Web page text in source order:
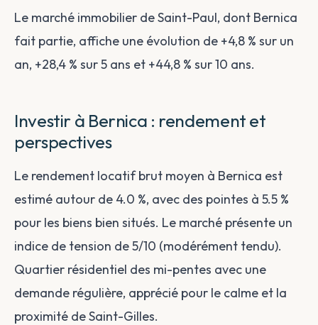
Le marché immobilier de Saint-Paul, dont Bernica
fait partie, affiche une évolution de +4,8 % sur un
an, +28,4 % sur 5 ans et +44,8 % sur 10 ans.
Investir à Bernica : rendement et
perspectives
Le rendement locatif brut moyen à Bernica est
estimé autour de 4.0 %, avec des pointes à 5.5 %
pour les biens bien situés. Le marché présente un
indice de tension de 5/10 (modérément tendu).
Quartier résidentiel des mi-pentes avec une
demande régulière, apprécié pour le calme et la
proximité de Saint-Gilles.